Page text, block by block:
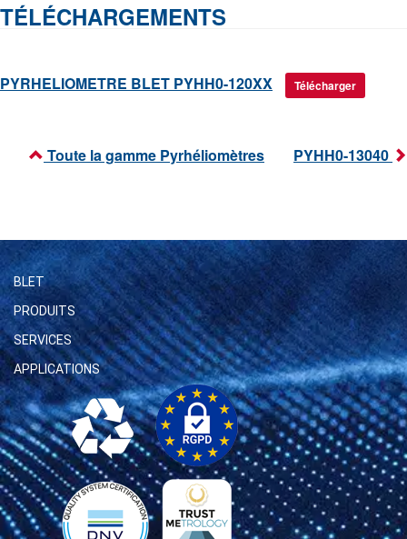
TÉLÉCHARGEMENTS
PYRHELIOMETRE BLET PYHH0-120XX Télécharger
Toute la gamme Pyrhéliomètres PYHH0-13040
BLET
PRODUITS
SERVICES
APPLICATIONS